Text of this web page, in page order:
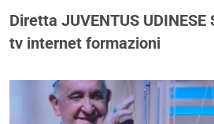
Diretta JUVENTUS
tv internet formazioni